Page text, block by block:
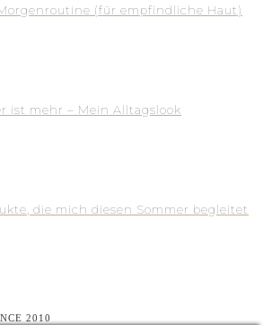
(für empfindliche Haut)
ist mehr – Mein Alltagslook
die mich diesen Sommer begleitet
2010